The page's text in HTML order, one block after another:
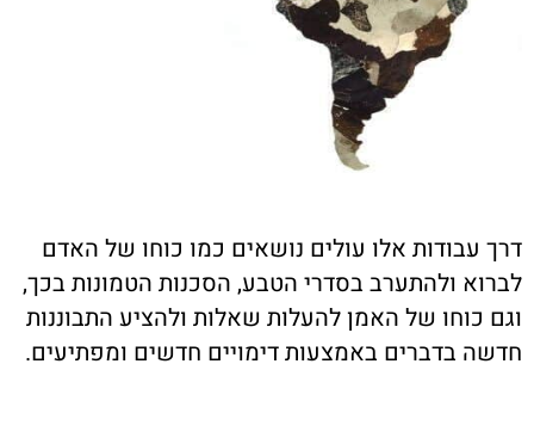
עבודות אלו עולים נושאים כמו כוחו של האדם
ולהתערב בסדרי הטבע, הסכנות הטמונות בכך,
כוחו של האמן להעלות שאלות ולהציע התבוננות
בדברים באמצעות דימויים חדשים ומפתיעים.